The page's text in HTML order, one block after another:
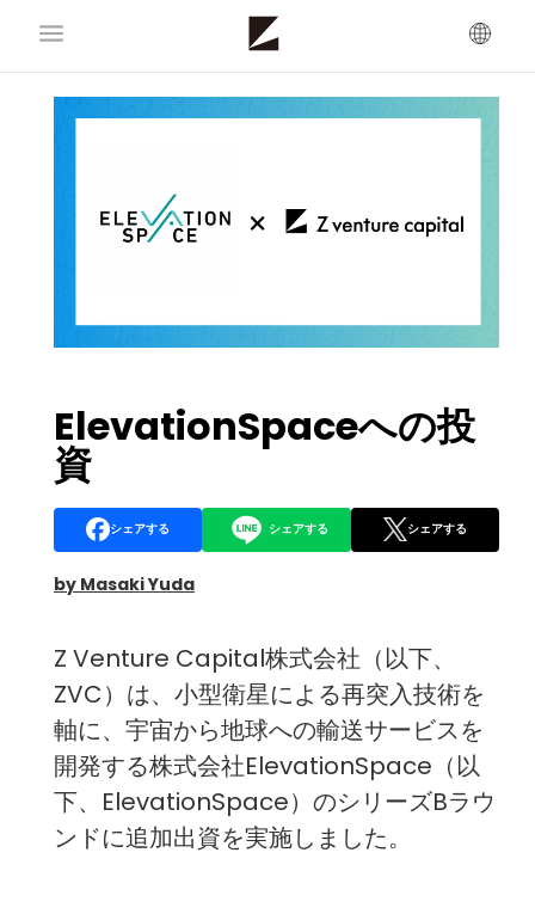
ElevationSpaceへの投
資
シェアする シェアする シェアする
by Masaki Yuda
Z Venture Capital株式会社（以下、
ZVC）は、小型衛星による再突入技術を
軸に、宇宙から地球への輸送サービスを
開発する株式会社ElevationSpace（以
下、ElevationSpace）のシリーズBラウ
ンドに追加出資を実施しました。